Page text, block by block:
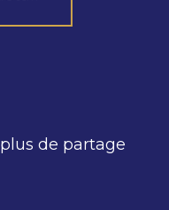
plus de partage